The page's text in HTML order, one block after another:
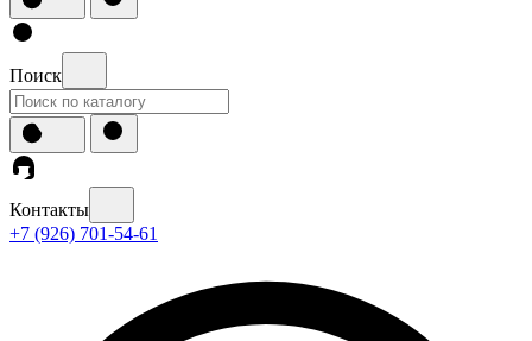
Поиск
Контакты
+7 (926) 701-54-61